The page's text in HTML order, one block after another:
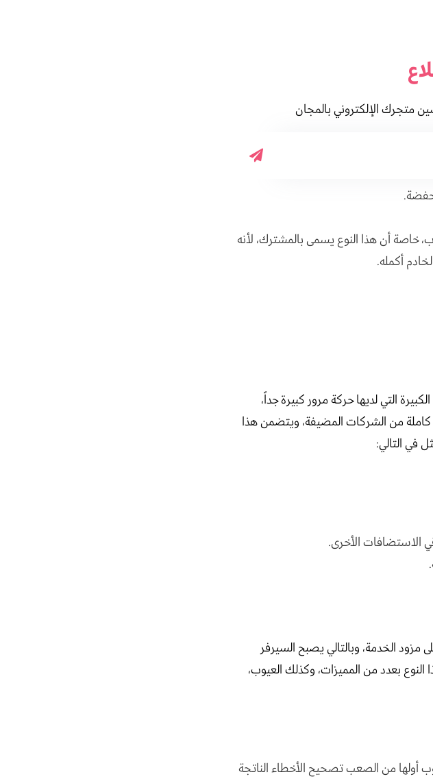
متجرك الإلكتروني بالمجان
خاصة أن هذا النوع يسمى بالمشترك، لأنه
أكمله.
التي لديها حركة مرور كبيرة جداً،
كاملة من الشركات المضيفة، ويتضمن هذا
في التالي:
الاستضافات الأخرى.
الخدمة، وبالتالي يصبح السيرفر
بعدد من المميزات، وكذلك العيوب،
أولها من الصعب تصحيح الأخطاء الناتجة